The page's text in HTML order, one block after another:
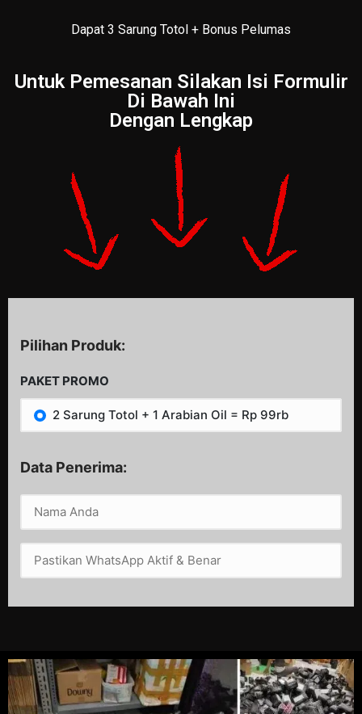
Dapat 3 Sarung Totol + Bonus Pelumas
Untuk Pemesanan Silakan Isi Formulir
Di Bawah Ini
Dengan Lengkap
Pilihan Produk:
PAKET PROMO
2 Sarung Totol + 1 Arabian Oil = Rp 99rb
Data Penerima: